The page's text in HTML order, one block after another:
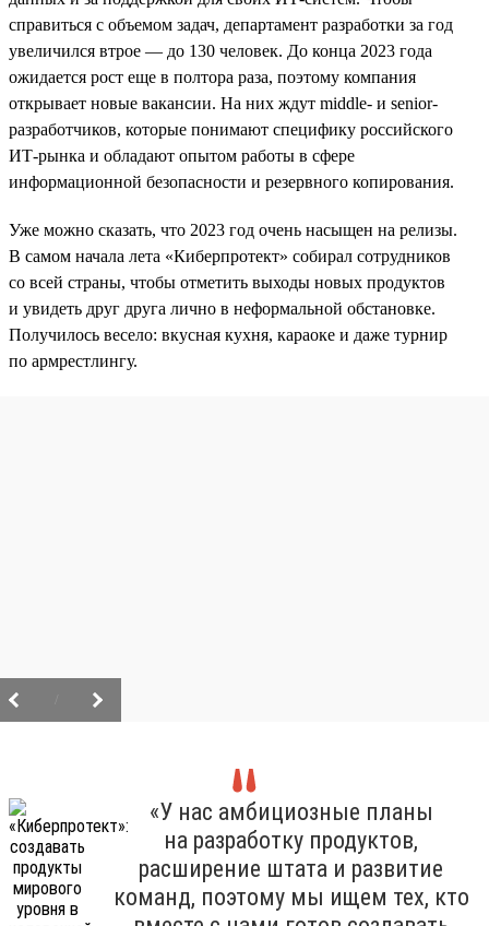
справиться с объемом задач, департамент разработки за год
увеличился втрое — до 130 человек. До конца 2023 года
ожидается рост еще в полтора раза, поэтому компания
открывает новые вакансии. На них ждут middle- и senior-
разработчиков, которые понимают специфику российского
ИТ-рынка и обладают опытом работы в сфере
информационной безопасности и резервного копирования.
Уже можно сказать, что 2023 год очень насыщен на релизы.
В самом начала лета «Киберпротект» собирал сотрудников
со всей страны, чтобы отметить выходы новых продуктов
и увидеть друг друга лично в неформальной обстановке.
Получилось весело: вкусная кухня, караоке и даже турнир
по армрестлингу.
«У нас амбициозные планы
на разработку продуктов,
расширение штата и развитие
команд, поэтому мы ищем тех, кто